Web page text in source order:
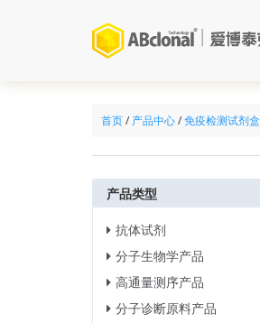
首页/ 产品中心/免疫检测试剂盒
产品类型
抗体试剂
分子生物学产品
高通量测序产品
分子诊断原料产品